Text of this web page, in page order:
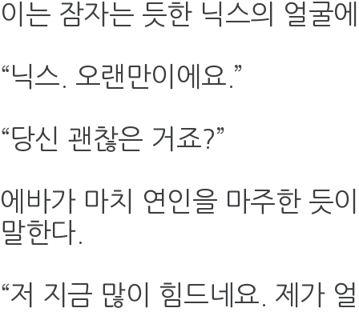
이는 잠자는 듯한 닉스의 얼굴
“닉스. 오랜만이에요.”
“당신 괜찮은 거죠?”
에바가 마치 연인을 마주한 듯
말한다.
“저 지금 많이 힘드네요. 제가